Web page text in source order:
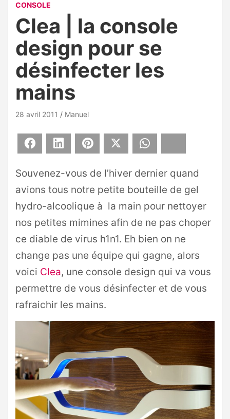
CONSOLE
Clea | la console
design pour se
désinfecter les
mains
28 avril 2011 Manuel
Facebook LinkedIn Pinterest
Souvenez-vous de l’hiver dernier quand
avions tous notre petite bouteille de gel
hydro-alcoolique à la main pour nettoyer
nos petites mimines afin de ne pas choper
ce diable de virus h1n1. Eh bien on ne
change pas une équipe qui gagne, alors
voici Clea, une console design qui va vous
permettre de vous désinfecter et de vous
rafraichir les mains.